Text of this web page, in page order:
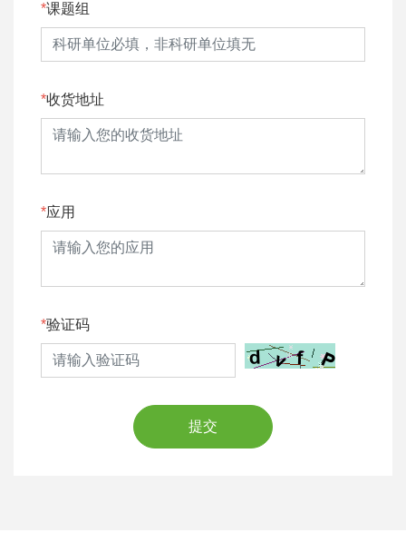
课题组
收货地址
应用
验证码
提交